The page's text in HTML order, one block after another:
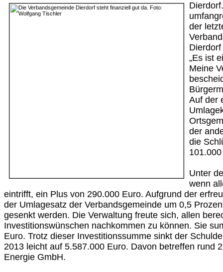
der
„Es ist
Meine
Auf der
der
die
Unter
wenn
eintrifft, ein Plus von 290.000 Euro. Aufgrund der
der Umlagesatz der Verbandsgemeinde um 0,5
gesenkt werden. Die Verwaltung freute sich, allen
Investitionswünschen nachkommen zu können. Sie
Euro. Trotz dieser Investitionssumme sinkt der
2013 leicht auf 5.587.000 Euro. Davon betreffen rund
Energie GmbH.